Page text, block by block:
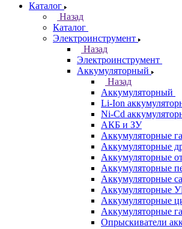
Каталог
Назад
Каталог
Электроинструмент
Назад
Электроинструмент
Аккумуляторный
Назад
Аккумуляторный
Li-Ion
Ni-Cd
АКБ и ЗУ
Аккумуляторные
Аккумуляторные
Аккумуляторные
Аккумуляторные
Аккумуляторные
Аккумуляторные
Аккумуляторные
Аккумуляторные
Опрыскиватели